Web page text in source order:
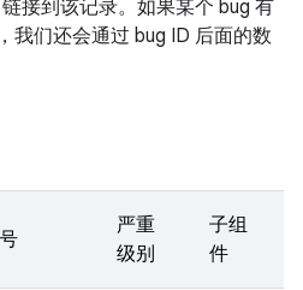
接到该记录。如果某个 bug 有
我们还会通过 bug ID 后面的数
严重
级别
子组
件